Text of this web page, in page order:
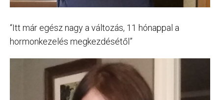
“Itt már egész nagy a változás, 11 hónappal a
hormonkezelés megkezdésétől”